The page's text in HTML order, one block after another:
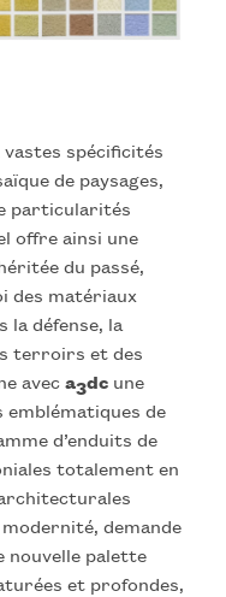
spécificités
de paysages,
particularités
offre ainsi une
du passé,
des matériaux
la défense, la
terroirs et des
aveca3dcune
de
d’enduits de
totalement en
demande
nouvelle palette
et profondes,